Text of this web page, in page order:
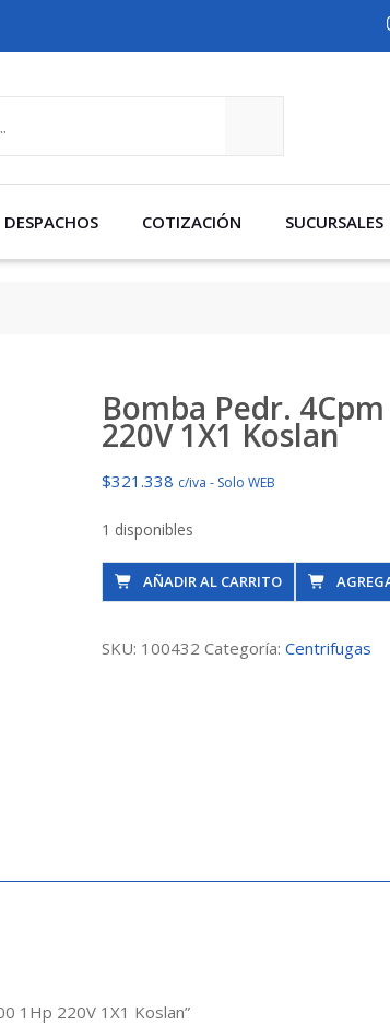
DESPACHOS COTIZACIÓN SUCURSALES
Bomba Pedr.
220V 1X1 Koslan
$321.338 c/iva - Solo WEB
1 disponibles
Bomba
Pedr.
100
AÑADIR AL CARRITO
SKU: 100432 Categoría:Centrifugas
1Hp 220V 1X1 Koslan”